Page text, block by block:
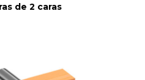
de 2 caras